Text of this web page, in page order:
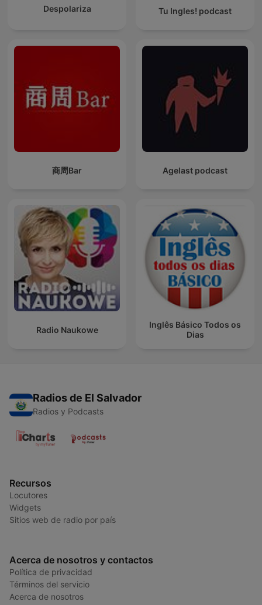
Despolariza Tu Ingles! podcast
商周Bar Agelast podcast
Radio Naukowe
Inglês Básico Todos os
Dias
Radios de El Salvador
Radios y Podcasts
Recursos
Locutores
Widgets
Sitios web de radio por país
Acerca de nosotros y contactos
Política de privacidad
Términos del servicio
Acerca de nosotros